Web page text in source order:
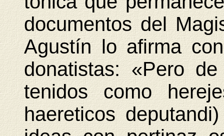
documentos del
Agustín lo afirma
donatistas: «Pero
tenidos como
haereticos